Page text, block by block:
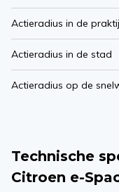
Actieradius in de
Actieradius in de stad
Actieradius op de
Technische
Citroen e-